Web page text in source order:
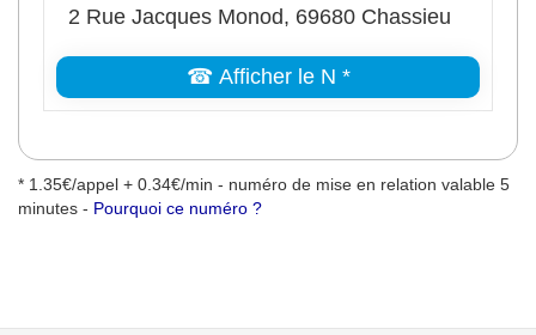
2 Rue Jacques Monod, 69680 Chassieu
☎ Afficher le N *
* 1.35€/appel + 0.34€/min - numéro de mise en relation valable 5
minutes - Pourquoi ce numéro ?